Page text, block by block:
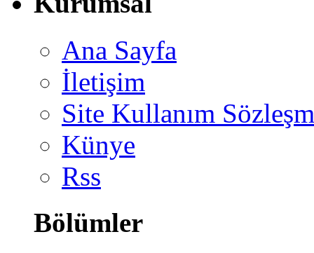
Ana Sayfa
İletişim
Site Kullanım
Künye
Rss
Bölümler